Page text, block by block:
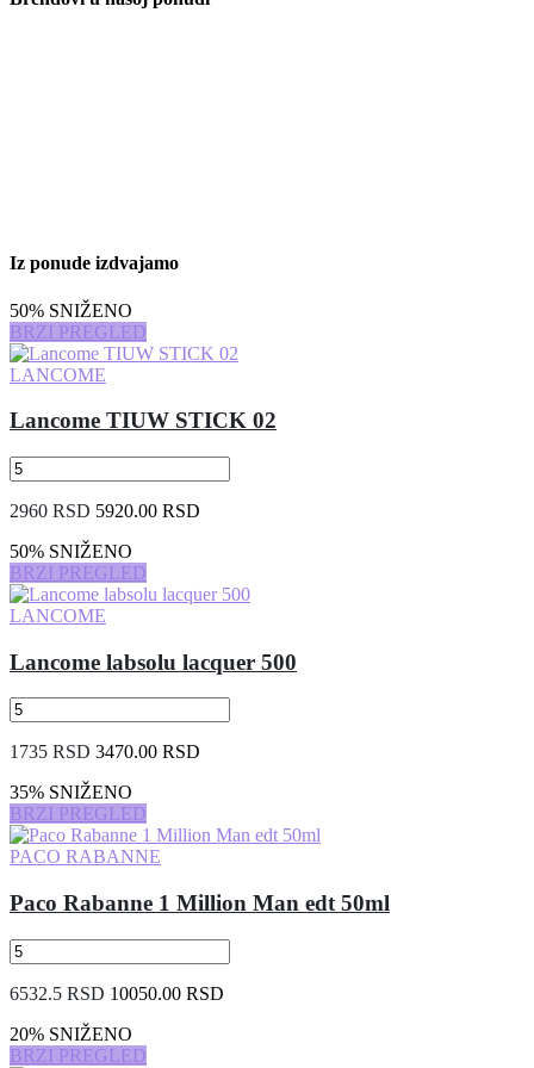
Iz ponude izdvajamo
50% SNIŽENO
BRZI PREGLED
LANCOME
Lancome TIUW STICK 02
2960 RSD 5920.00 RSD
50% SNIŽENO
BRZI PREGLED
LANCOME
Lancome labsolu lacquer 500
1735 RSD 3470.00 RSD
35% SNIŽENO
BRZI PREGLED
PACO RABANNE
Paco Rabanne 1 Million Man edt 50ml
6532.5 RSD 10050.00 RSD
20% SNIŽENO
BRZI PREGLED